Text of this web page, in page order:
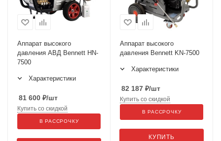
Аппарат высокого
давления АВД Bennett HN-
7500
Характеристики
81 600 ₽/шт
Купить со скидкой
В РАССРОЧКУ
Аппарат высокого
давления Bennett KN-7500
Характеристики
82 187 ₽/шт
КУПИТЬ
Купить со скидкой
В РАССРОЧКУ